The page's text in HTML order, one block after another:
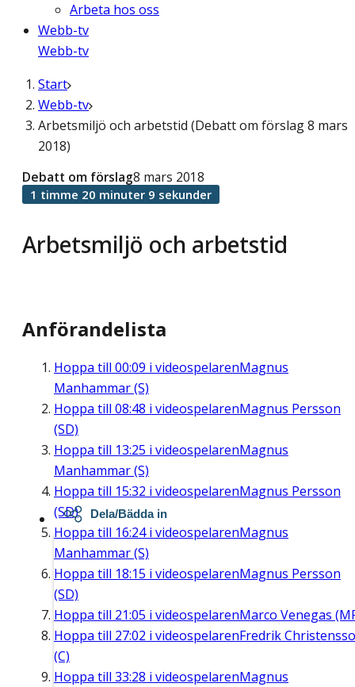
Arbeta hos oss
Webb-tv
Webb-tv
Start
Webb-tv
Arbetsmiljö och arbetstid (Debatt om förslag 8 mars
2018)
Arbetsmiljö och arbetstid
Debatt om förslag8 mars 2018
1 timme 20 minuter 9 sekunder
Anförandelista
Hoppa till 00:09 i videospelarenMagnus
Manhammar (S)
Hoppa till 08:48 i videospelarenMagnus Persson
(SD)
Hoppa till 13:25 i videospelarenMagnus
Manhammar (S)
Hoppa till 15:32 i videospelarenMagnus Persson
(SD)
Hoppa till 16:24i videospelarenMagnus
Manhammar (S)
Hoppa till 18:15 i videospelarenMagnus Persson
(SD)
Hoppa till 21:05 i videospelarenMarco Venegas
Hoppa till 27:02 i videospelarenFredrik
(C)
Hoppa till 33:28 i videospelarenMagnus
Dela/Bädda in